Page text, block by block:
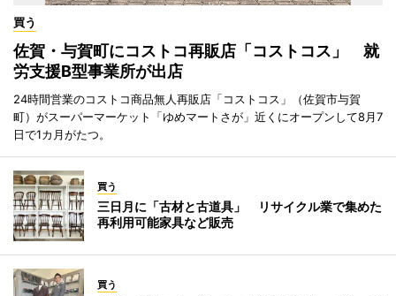
買う
佐賀・与賀町にコストコ再販店「コストコス」 就
労支援B型事業所が出店
24時間営業のコストコ商品無人再販店「コストコス」（佐賀市与賀
町）がスーパーマーケット「ゆめマートさが」近くにオープンして8月7
日で1カ月がたつ。
買う
三日月に「古材と古道具」 リサイクル業で集めた
再利用可能家具など販売
買う